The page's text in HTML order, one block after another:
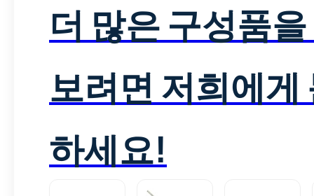
더 많은 구성품
보려면 저희에게
하세요!